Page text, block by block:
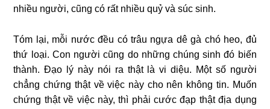
nhiều người, cũng có rất nhiều quỷ và súc sinh.
Tóm lại, mỗi nước đều có trâu ngựa dê gà chó heo, đủ
thứ loại. Con người cũng do những chúng sinh đó biến
thành. Ðạo lý này nói ra thật là vi diệu. Một số người
chẳng chứng thật về việc này cho nên không tin. Muốn
chứng thật về việc này, thì phải cước đạp thật địa dụng